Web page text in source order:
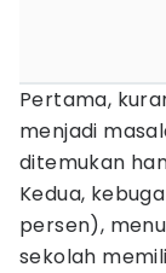
Pertama,
menjadi
ditemukan
Kedua,
persen),
sekolah